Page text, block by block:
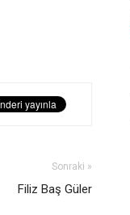
Sonraki »
Filiz Baş Güler